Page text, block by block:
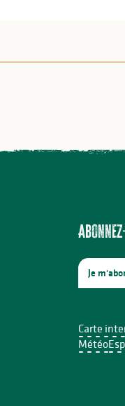
Je
Carte
Météo